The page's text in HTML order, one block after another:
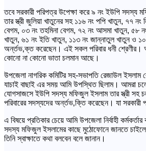
তবে সরকারী পরিপত্র উপেক্ষা করে ৯ নং ইউপি সদস্য
তার স্ত্রী জুলিয়া খাতুনের সহ ১১৬ নং পপি খাতুন, ৭৭ নং
বেগম, ০৩ নং তহমিনা বেগম, ৭২ নং আসমা খাতুন, ৫৮
খাতুন, ৬১ নং ইতি খাতুন, ১১৩ নং জান্নাতুল খাতুন ও ১০
অর্ন্তভ‚ক্ত করেছেন। এই সকল পরিবার ধনী শ্রেণীর।
কোনো না কোনো ভাতা চলমান আছে।
উপজেলা নাগরিক কমিটির সহ-সভাপতি রেজাউল ইসলাম
যাচাই বাছাই এর সময় আমি উপস্থিত ছিলাম। আমরা
যোগসাজসে ইউপি সদস্য মফিজুল ইসলাম তার স্ত্রী সহ
পরিবারের সদস্যদের অর্ন্তভ‚ক্তি করেছেন। যা সরকারী
এ বিষয়ে প্রতিকার চেয়ে আমি উপজেলা নির্বাহী
সদস্য মফিজুল ইসলামের কাছে মুঠোফোনে জানতে চাইলে
তিনি স্বাক্ষাতে কথা বলবেন বলে জানান।